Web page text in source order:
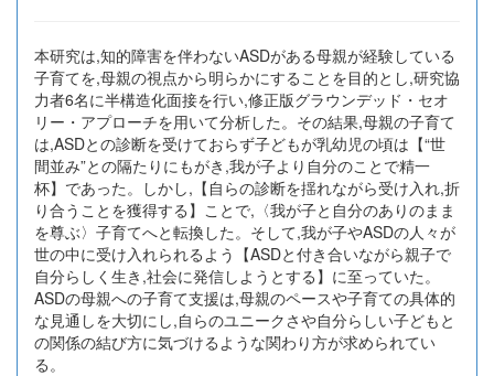
本研究は,知的障害を伴わないASDがある母親が経験している
子育てを,母親の視点から明らかにすることを目的とし,研究協
力者6名に半構造化面接を行い,修正版グラウンデッド・セオ
リー・アプローチを用いて分析した。その結果,母親の子育て
は,ASDとの診断を受けておらず子どもが乳幼児の頃は【“世
間並み”との隔たりにもがき,我が子より自分のことで精一
杯】であった。しかし,【自らの診断を揺れながら受け入れ,折
り合うことを獲得する】ことで,〈我が子と自分のありのまま
を尊ぶ〉子育てへと転換した。そして,我が子やASDの人々が
世の中に受け入れられるよう【ASDと付き合いながら親子で
自分らしく生き,社会に発信しようとする】に至っていた。
ASDの母親への子育て支援は,母親のペースや子育ての具体的
な見通しを大切にし,自らのユニークさや自分らしい子どもと
の関係の結び方に気づけるような関わり方が求められてい
る。